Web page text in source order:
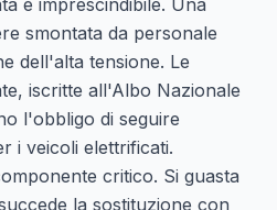
è imprescindibile. Una
smontata da personale
dell'alta tensione. Le
iscritte all'Albo Nazionale
l'obbligo di seguire
i veicoli elettrificati.
critico. Si guasta
la sostituzione con